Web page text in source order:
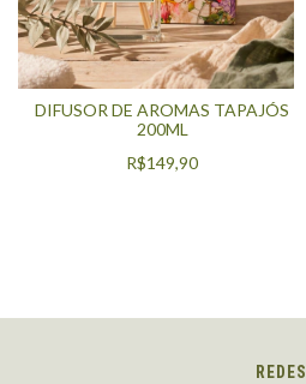
DIFUSOR DE AROMAS TAPAJÓS
200ML
R$149,90